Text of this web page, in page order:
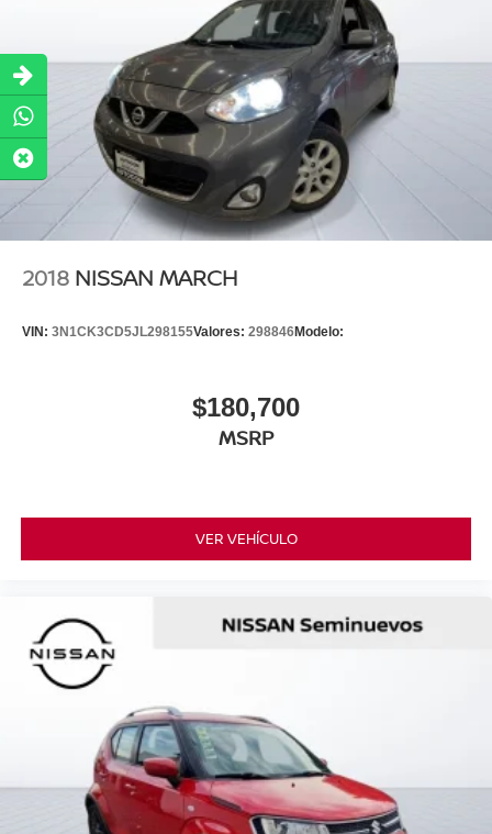
2018 NISSAN MARCH
VIN: 3N1CK3CD5JL298155Valores: 298846Modelo:
$180,700
MSRP
VER VEHÍCULO